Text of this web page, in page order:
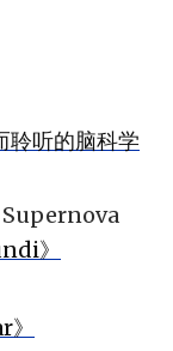
聆听的脑科学
》
》